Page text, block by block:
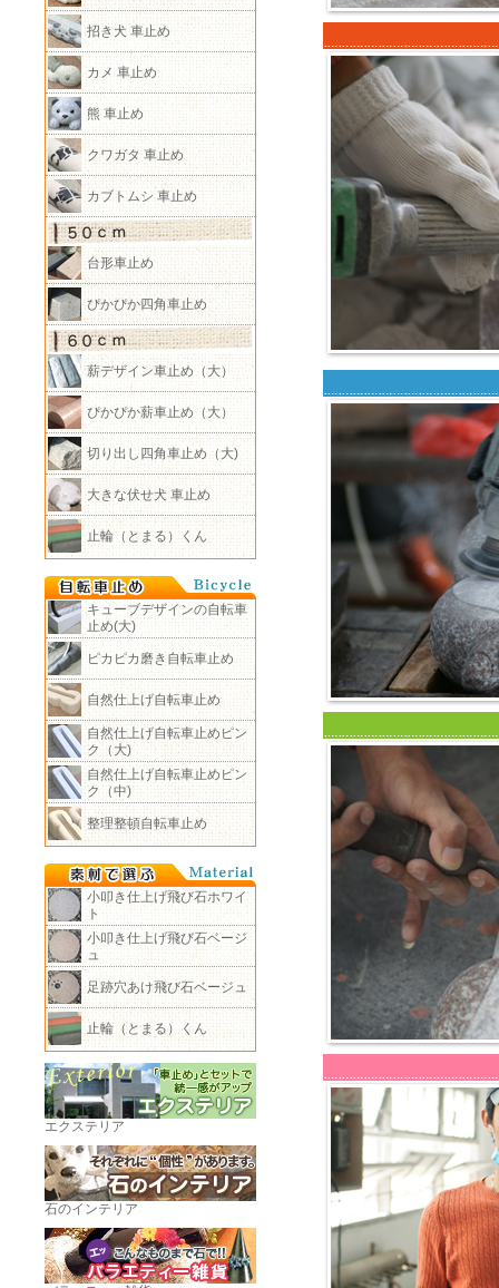
招き犬 車止め
カメ 車止め
熊 車止め
クワガタ 車止め
カブトムシ 車止め
台形車止め
ぴかぴか四角車止め
薪デザイン車止め（大）
ぴかぴか薪車止め（大）
切り出し四角車止め（大)
大きな伏せ犬 車止め
止輪（とまる）くん
キューブデザインの自転車
止め(大)
ピカピカ磨き自転車止め
自然仕上げ自転車止め
自然仕上げ自転車止めピン
ク（大)
自然仕上げ自転車止めピン
ク（中)
整理整頓自転車止め
小叩き仕上げ飛び石ホワイ
ト
小叩き仕上げ飛び石ベージ
ュ
足跡穴あけ飛び石ベージュ
止輪（とまる）くん
エクステリア
石のインテリア